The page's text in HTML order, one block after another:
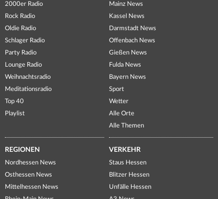
2000er Radio
Rock Radio
Oldie Radio
Schlager Radio
Party Radio
Lounge Radio
Weihnachtsradio
Meditationsradio
Top 40
Playlist
Mainz News
Kassel News
Darmstadt News
Offenbach News
Gießen News
Fulda News
Bayern News
Sport
Wetter
Alle Orte
Alle Themen
REGIONEN
Nordhessen News
Osthessen News
Mittelhessen News
VERKEHR
Staus Hessen
Blitzer Hessen
Unfälle Hessen